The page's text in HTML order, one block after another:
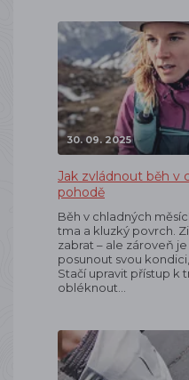
30. 09. 2025
Jak zvládnout běh v
pohodě
Běh v chladných
tma a kluzký povrch.
zabrat – ale zároveň
posunout svou
Stačí upravit přístup k
obléknout…